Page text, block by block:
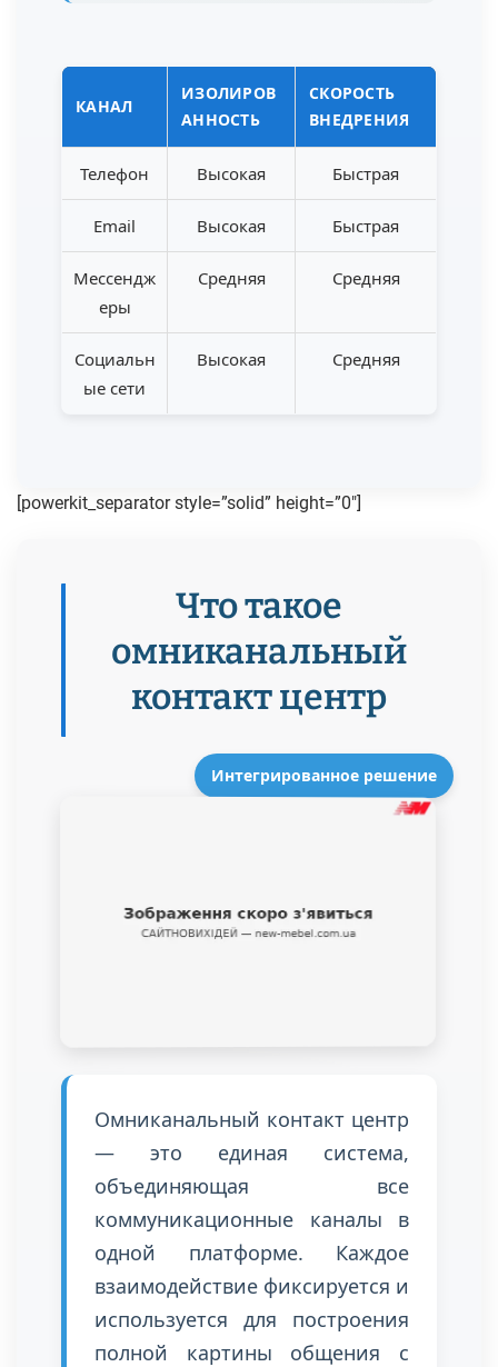
КАНАЛ
ИЗОЛИРОВ
АННОСТЬ
СКОРОСТЬ
ВНЕДРЕНИЯ
Телефон Высокая Быстрая
Email Высокая Быстрая
Мессендж
еры
Средняя Средняя
Социальн
ые сети
Высокая Средняя
[powerkit_separator style=”solid” height=”0″]
Что такое
омниканальный
контакт центр
Интегрированное решение
Омниканальный контакт центр
— это единая система,
объединяющая все
коммуникационные каналы в
одной платформе. Каждое
взаимодействие фиксируется и
используется для построения
полной картины общения с